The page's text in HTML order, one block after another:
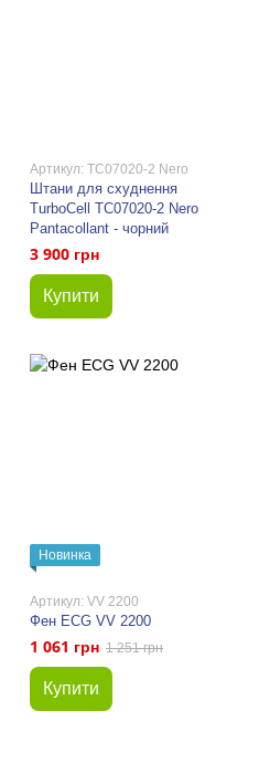
Артикул: TC07020-2 Nero
Штани для схуднення
TurboCell TC07020-2 Nero
Pantacollant - чорний
3 900 грн
Купити
Новинка
Артикул: VV 2200
Фен ECG VV 2200
1 061 грн 1 251 грн
Купити